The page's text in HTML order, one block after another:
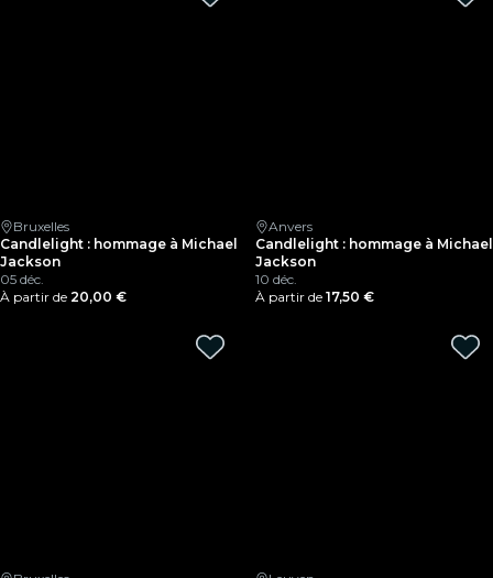
Bruxelles
Candlelight : hommage à Michael
Jackson
05 déc.
À partir de 20,00 €
Anvers
Candlelight : hommage à Michael
Jackson
10 déc.
À partir de 17,50 €